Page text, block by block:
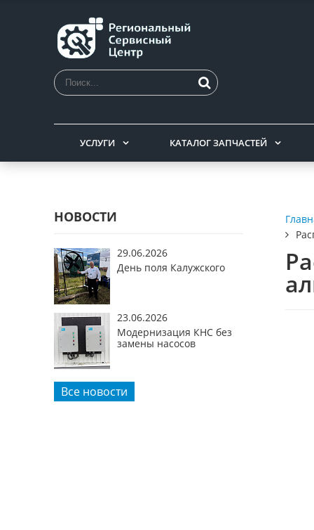
УСЛУГИ КАТАЛОГ ЗАПЧАСТЕЙ
НОВОСТИ
29.06.2026
День поля Калужского
23.06.2026
Модернизация КНС без
замены насосов
Все новости